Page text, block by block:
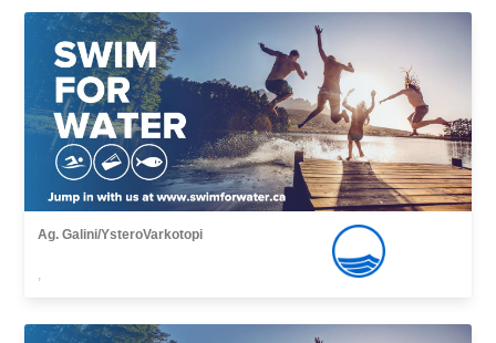
Ag. Galini/YsteroVarkotopi
,